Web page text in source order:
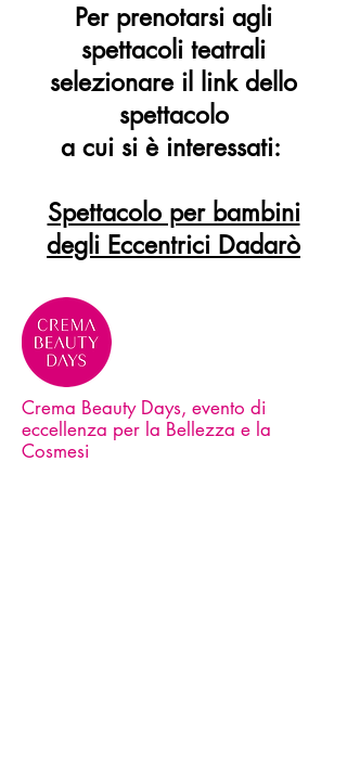
Per prenotarsi agli
spettacoli teatrali
selezionare il link dello
spettacolo
a cui si è interessati:
Spettacolo per bambini
degli Eccentrici Dadarò
Crema Beauty Days, evento di
eccellenza per la Bellezza e la
Cosmesi